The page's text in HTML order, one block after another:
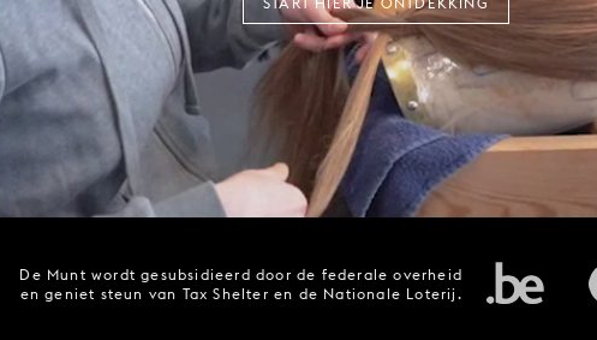
De Munt wordt gesubsidieerd door de federale overheid
en geniet steun van Tax Shelter en de Nationale Loterij.